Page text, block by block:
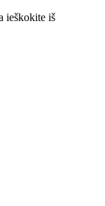
ieškokite iš